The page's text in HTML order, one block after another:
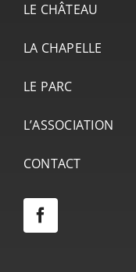
LE CHÂTEAU
LA CHAPELLE
LE PARC
L’ASSOCIATION
CONTACT